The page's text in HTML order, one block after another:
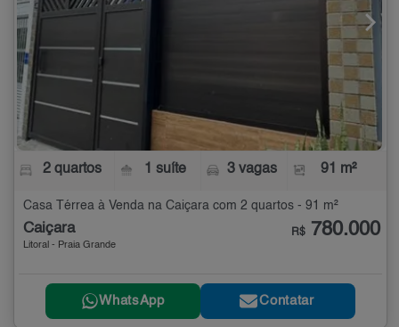
2 quartos 1 suíte 3 vagas 91 m²
Casa Térrea à Venda na Caiçara com 2 quartos - 91 m²
Caiçara
Litoral - Praia Grande
R$ 780.000
WhatsApp Contatar